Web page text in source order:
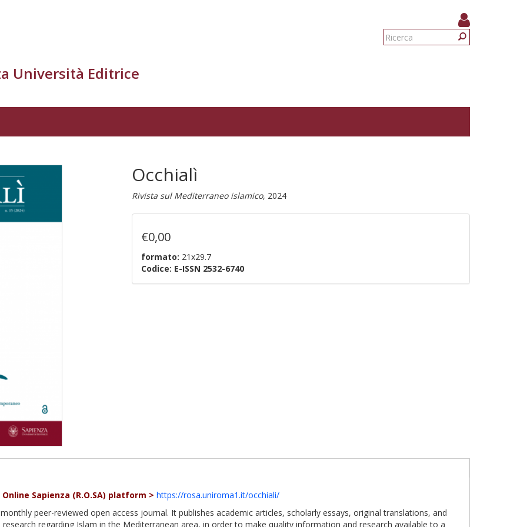
Form
Università Editrice
Occhialì
Rivista sul Mediterraneo islamico, 2024
€0,00
formato: 21x29.7
Codice: E-ISSN 2532-6740
Sapienza (R.O.SA) platform > https://rosa.uniroma1.it/occhiali/
peer-reviewed open access journal. It publishes academic articles, scholarly essays, original translations, and
regarding Islam in the Mediterranean area, in order to make quality information and research available to a